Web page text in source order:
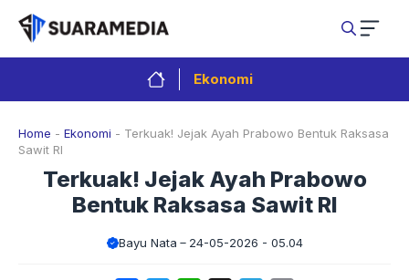
Langsung
isi
Ekonomi
Home - Ekonomi - Terkuak! Jejak Ayah Prabowo Bentuk Raksasa
Sawit RI
Terkuak! Jejak Ayah Prabowo
Bentuk Raksasa Sawit RI
Bayu Nata 24-05-2026 - 05.04